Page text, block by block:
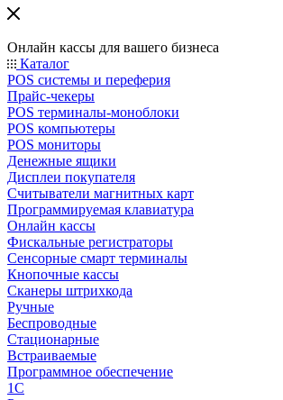
Онлайн кассы для вашего бизнеса
Каталог
POS системы и переферия
Прайс-чекеры
POS терминалы-моноблоки
POS компьютеры
POS мониторы
Денежные ящики
Дисплеи покупателя
Считыватели магнитных карт
Программируемая клавиатура
Онлайн кассы
Фискальные регистраторы
Сенсорные смарт терминалы
Кнопочные кассы
Сканеры штрихкода
Ручные
Беспроводные
Стационарные
Встраиваемые
Программное обеспечение
1С